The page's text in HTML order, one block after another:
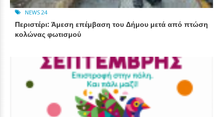
NEWS 24
Περιστέρι: Άμεση επέμβαση του Δήμου μετά από πτώση
κολώνας φωτισμού